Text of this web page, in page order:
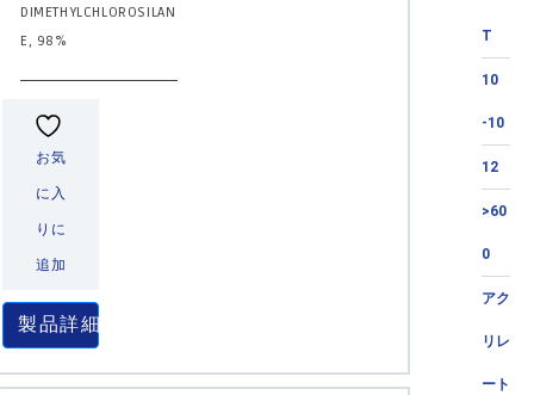
T
10
-10
12
>60
0
アク
リレ
ート
DIMETHYLCHLOROSILAN
E, 98%
お気
に入
りに
追加
製品詳細